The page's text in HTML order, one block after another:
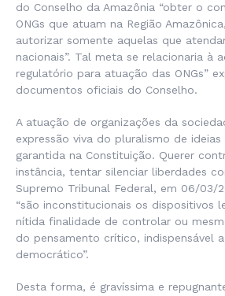
do Conselho da Amazônia “obter o
ONGs que atuam na Região
autorizar somente aquelas que
nacionais”. Tal meta se relacionaria à
regulatório para atuação das ONGs”
documentos oficiais do Conselho.
A atuação de organizações da
expressão viva do pluralismo de
garantida na Constituição. Querer
instância, tentar silenciar liberdades
Supremo Tribunal Federal, em 06/03/
“são inconstitucionais os dispositivos
nítida finalidade de controlar ou
do pensamento crítico, indispensável
democrático”.
Desta forma, é gravíssima e